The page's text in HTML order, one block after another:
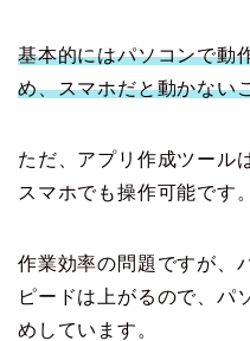
基本的にはパソコンで動
め、スマホだと動かない
ただ、アプリ作成ツール
スマホでも操作可能です。
作業効率の問題ですが、
ピードは上がるので、パ
めしています。